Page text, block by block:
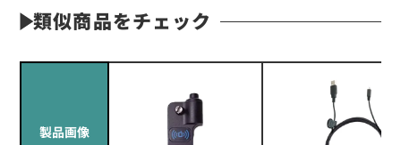
類似商品をチェック
製品画像